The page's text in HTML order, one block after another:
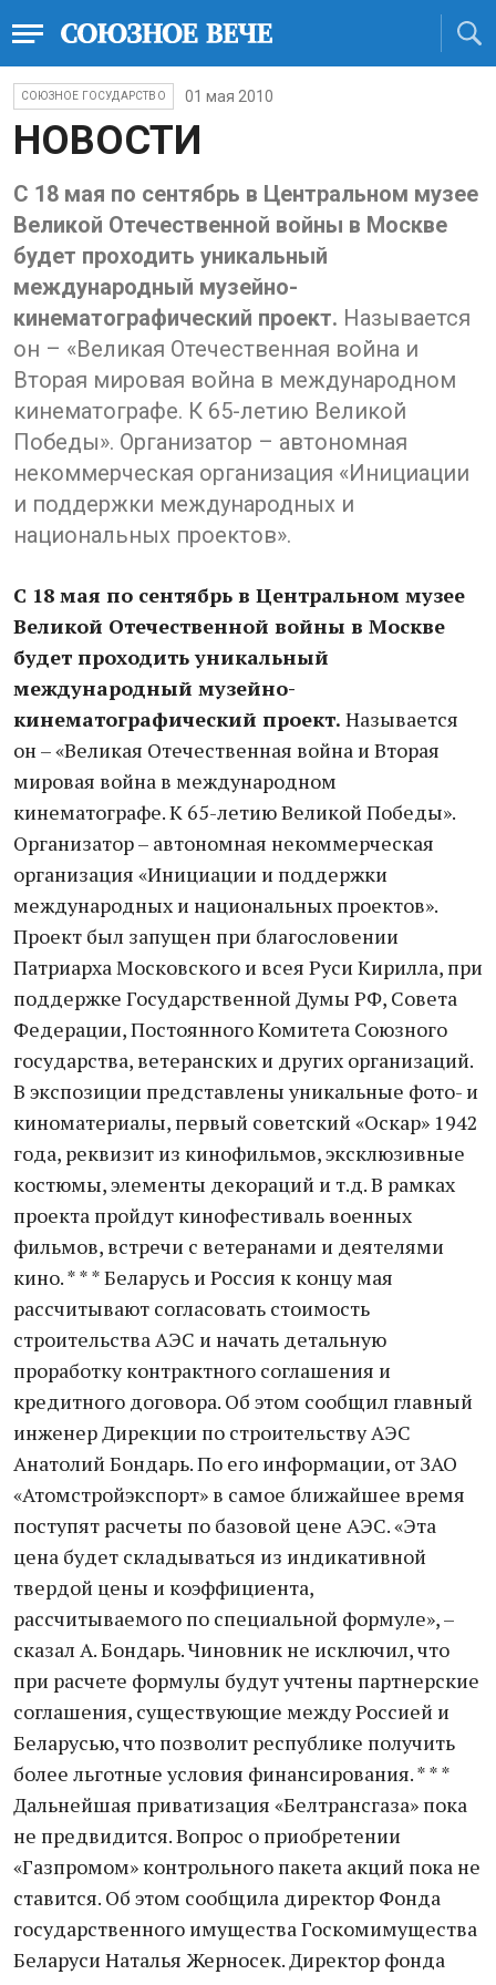
СОЮЗНОЕ ГОСУДАРСТВО 01 мая 2010
НОВОСТИ
С 18 мая по сентябрь в Центральном музее
Великой Отечественной войны в Москве
будет проходить уникальный
международный музейно-
кинематографический проект. Называется
он – «Великая Отечественная война и
Вторая мировая война в международном
кинематографе. К 65-летию Великой
Победы». Организатор – автономная
некоммерческая организация «Инициации
и поддержки международных и
национальных проектов».
С 18 мая по сентябрь в Центральном музее
Великой Отечественной войны в Москве
будет проходить уникальный
международный музейно-
кинематографический проект. Называется
он – «Великая Отечественная война и Вторая
мировая война в международном
кинематографе. К 65-летию Великой Победы».
Организатор – автономная некоммерческая
организация «Инициации и поддержки
международных и национальных проектов».
Проект был запущен при благословении
Патриарха Московского и всея Руси Кирилла, при
поддержке Государственной Думы РФ, Совета
Федерации, Постоянного Комитета Союзного
государства, ветеранских и других организаций.
В экспозиции представлены уникальные фото- и
киноматериалы, первый советский «Оскар» 1942
года, реквизит из кинофильмов, эксклюзивные
костюмы, элементы декораций и т.д. В рамках
проекта пройдут кинофестиваль военных
фильмов, встречи с ветеранами и деятелями
кино. * * * Беларусь и Россия к концу мая
рассчитывают согласовать стоимость
строительства АЭС и начать детальную
проработку контрактного соглашения и
кредитного договора. Об этом сообщил главный
инженер Дирекции по строительству АЭС
Анатолий Бондарь. По его информации, от ЗАО
«Атомстройэкспорт» в самое ближайшее время
поступят расчеты по базовой цене АЭС. «Эта
цена будет складываться из индикативной
твердой цены и коэффициента,
рассчитываемого по специальной формуле», –
сказал А. Бондарь. Чиновник не исключил, что
при расчете формулы будут учтены партнерские
соглашения, существующие между Россией и
Беларусью, что позволит республике получить
более льготные условия финансирования. * * *
Дальнейшая приватизация «Белтрансгаза» пока
не предвидится. Вопрос о приобретении
«Газпромом» контрольного пакета акций пока не
ставится. Об этом сообщила директор Фонда
государственного имущества Госкомимущества
Беларуси Наталья Жерносек. Директор фонда